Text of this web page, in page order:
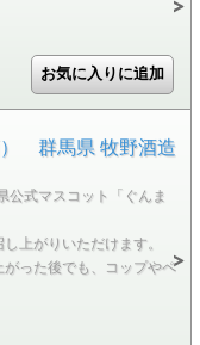
） 群馬県 牧野酒造
公式マスコット「ぐんま
上がりいただけます。
った後でも、コップやペ